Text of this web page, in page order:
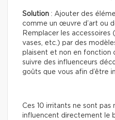
Solution : Ajouter des
comme un œuvre d’art ou
Remplacer les accessoires
vases, etc.) par des
plaisent et non en fonction
suivre des influenceurs
goûts que vous afin d’être
Ces 10 irritants ne sont pas
influencent directement le